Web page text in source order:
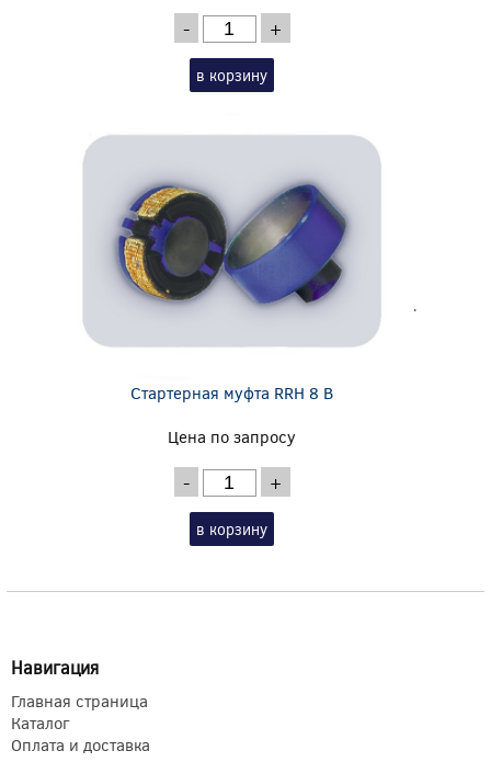
- +
в корзину
Стартерная муфта RRH 8 B
Цена по запросу
- +
в корзину
Навигация
Главная страница
Каталог
Оплата и доставка